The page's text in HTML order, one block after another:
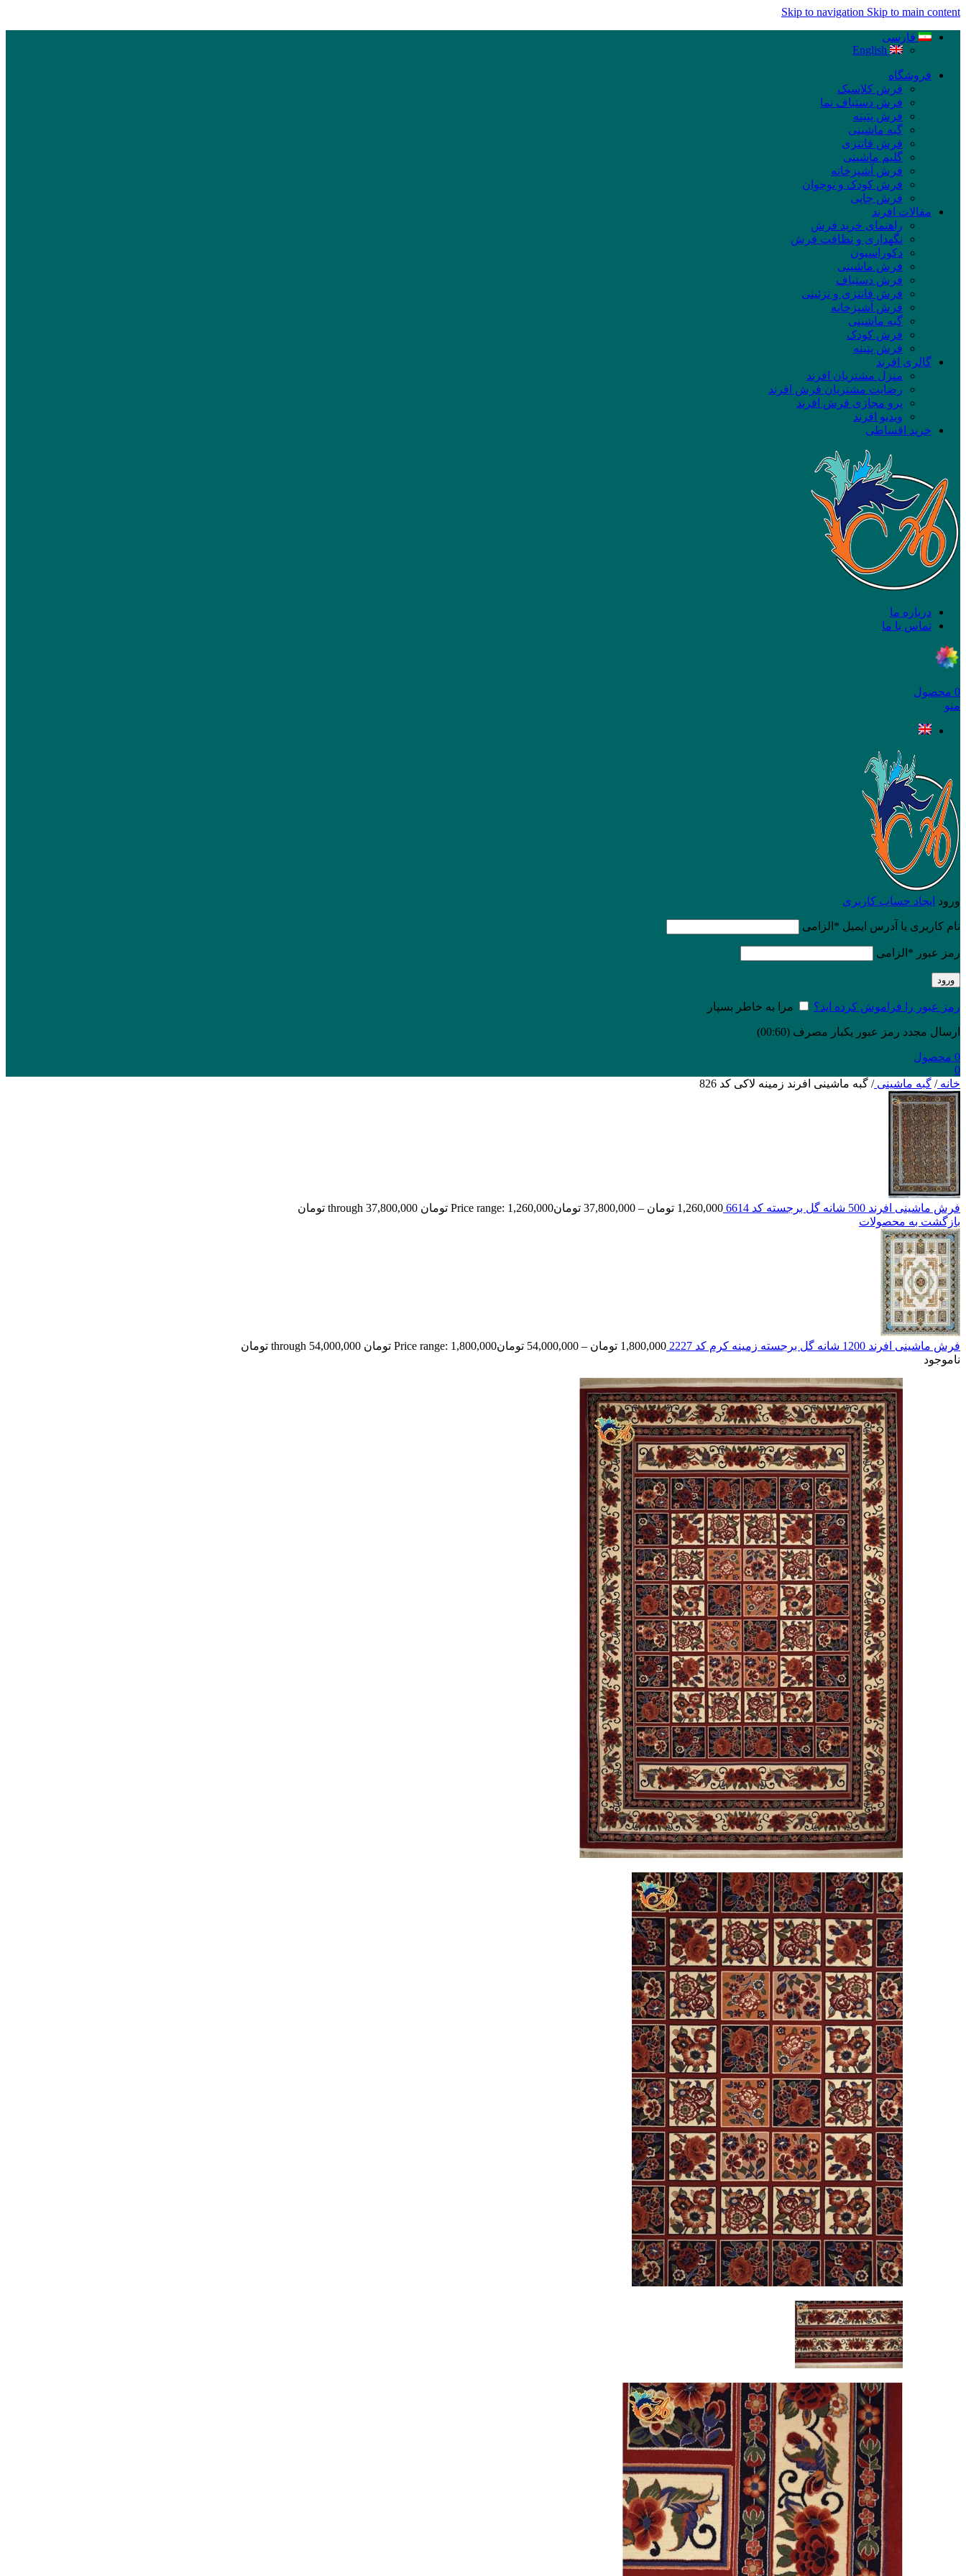
Skip to navigation Skip to main content
فارسی
English
فروشگاه
فرش کلاسیک
فرش دستباف نما
فرش پتینه
گبه ماشینی
فرش فانتزی
گلیم ماشینی
فرش آشپزخانه
فرش کودک و نوجوان
فرش چاپی
مقالات افرند
راهنمای خرید فرش
نگهداری و نظافت فرش
دکوراسیون
فرش ماشینی
فرش دستباف
فرش فانتزی و تزئینی
فرش آشپزخانه
گبه ماشینی
فرش کودک
فرش پتینه
گالری افرند
منزل مشتریان افرند
رضایت مشتریان فرش افرند
پرو مجازی فرش افرند
ویدیو افرند
خرید اقساطی
درباره ما
تماس با ما
0 محصول
منو
ورود ایجاد حساب کاربری
نام کاربری یا آدرس ایمیل * الزامی
رمز عبور * الزامی
ورود
رمز عبور را فراموش کرده اید؟ مرا به خاطر بسپار
ارسال مجدد رمز عبور یکبار مصرف (00:
60
)
0 محصول
0
خانه/ گبه ماشینی/ گبه ماشینی افرند زمینه لاکی کد 826
فرش ماشینی افرند 500 شانه گل برجسته کد 6614 1,260,000 تومان –
37,800,000 تومانPrice range: 1,260,000 تومان through 37,800,000 تومان
بازگشت به محصولات
فرش ماشینی افرند 1200 شانه گل برجسته زمینه کرم کد 2227 1,800,000 تومان –
54,000,000 تومانPrice range: 1,800,000 تومان through 54,000,000 تومان
ناموجود